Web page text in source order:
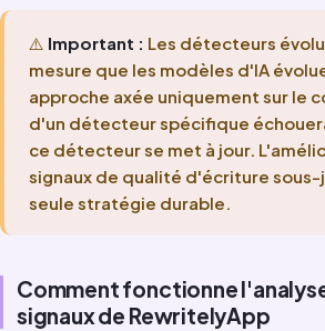
⚠️ Important : Les détecteurs
mesure que les modèles d'IA
approche axée uniquement sur le
d'un détecteur spécifique
ce détecteur se met à jour.
signaux de qualité d'écriture sous-
seule stratégie durable.
Comment fonctionne
signaux de RewritelyApp